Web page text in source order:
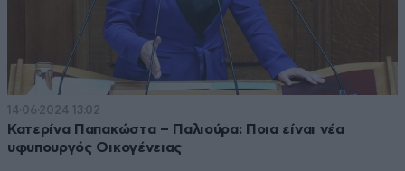
14·06·2024 13:02
Κατερίνα Παπακώστα – Παλιούρα: Ποια είναι νέα
υφυπουργός Οικογένειας